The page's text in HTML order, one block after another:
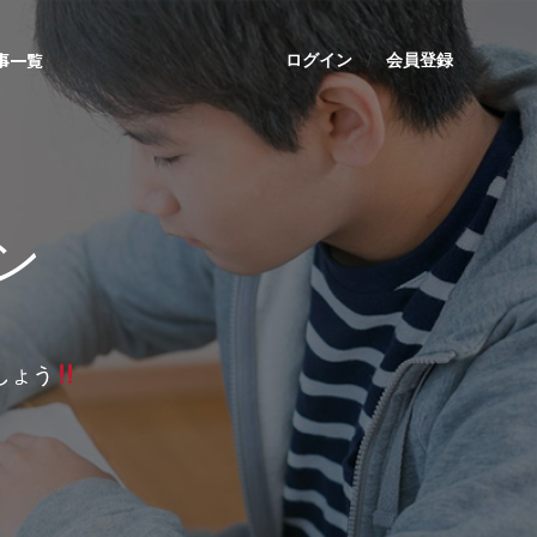
一覧 ログイン 会員登録
ょう